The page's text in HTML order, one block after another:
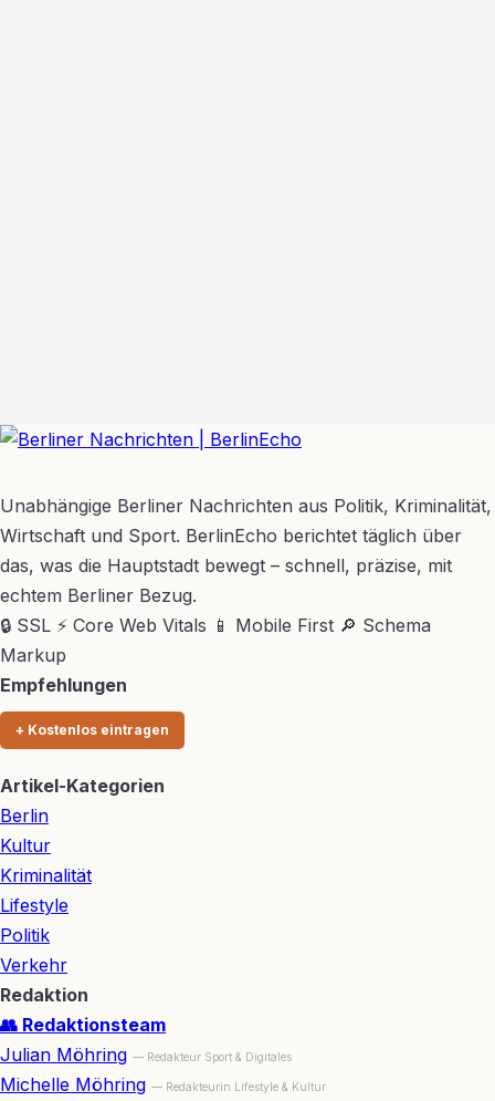
Unabhängige Berliner Nachrichten aus Politik, Kriminalität,
Wirtschaft und Sport. BerlinEcho berichtet täglich über
das, was die Hauptstadt bewegt – schnell, präzise, mit
echtem Berliner Bezug.
🔒 SSL ⚡ Core Web Vitals 📱 Mobile First 🔎 Schema
Markup
Empfehlungen
+ Kostenlos eintragen
Artikel-Kategorien
Berlin
Kultur
Kriminalität
Lifestyle
Politik
Verkehr
Redaktion
👥 Redaktionsteam
Julian Möhring — Redakteur Sport & Digitales
Michelle Möhring — Redakteurin Lifestyle & Kultur